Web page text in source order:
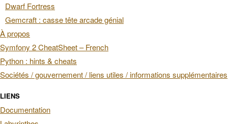
Dwarf Fortress
Gemcraft : casse tête arcade génial
À propos
Symfony 2 CheatSheet – French
Python : hints & cheats
Sociétés / gouvernement / liens utiles / informations supplémentaires
LIENS
Documentation